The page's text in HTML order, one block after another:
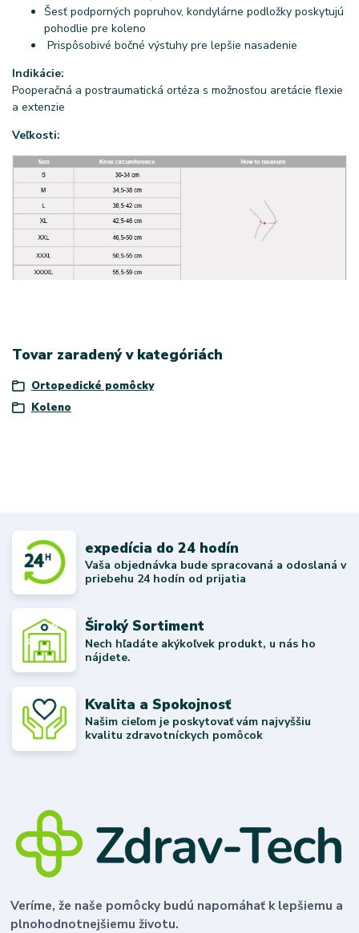
Šesť podporných popruhov, kondylárne podložky poskytujú
pohodlie pre koleno
Prispôsobivé bočné výstuhy pre lepšie nasadenie
Indikácie:
Pooperačná a postraumatická ortéza s možnosťou aretácie flexie
a extenzie
Veľkosti:
Tovar zaradený v kategóriách
Ortopedické pomôcky
Koleno
expedícia do 24 hodín
Vaša objednávka bude spracovaná a odoslaná v
priebehu 24 hodín od prijatia
Široký Sortiment
Nech hľadáte akýkoľvek produkt, u nás ho
nájdete.
Kvalita a Spokojnosť
Našim cieľom je poskytovať vám najvyššiu
kvalitu zdravotníckych pomôcok
Veríme, že naše pomôcky budú napomáhať k lepšiemu a
plnohodnotnejšiemu životu.